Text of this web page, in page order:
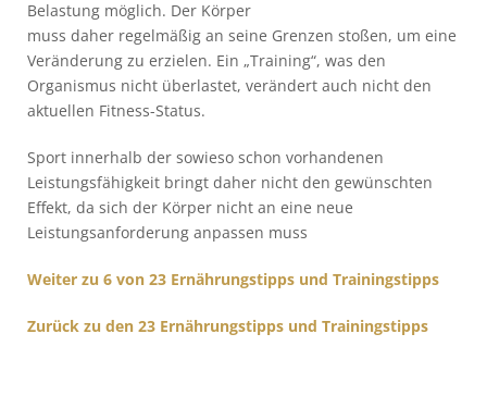
Belastung möglich. Der Körper
muss daher regelmäßig an seine Grenzen stoßen, um eine
Veränderung zu erzielen. Ein „Training“, was den
Organismus nicht überlastet, verändert auch nicht den
aktuellen Fitness-Status.
Sport innerhalb der sowieso schon vorhandenen
Leistungsfähigkeit bringt daher nicht den gewünschten
Effekt, da sich der Körper nicht an eine neue
Leistungsanforderung anpassen muss
Weiter zu 6 von 23 Ernährungstipps und Trainingstipps
Zurück zu den 23 Ernährungstipps und Trainingstipps